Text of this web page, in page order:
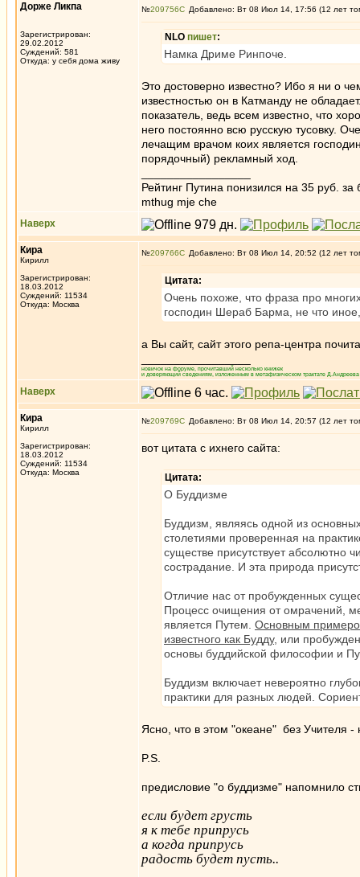
Дорже Ликпа
Зарегистрирован:
29.02.2012
Суждений: 581
Откуда: у себя дома живу
№209756 Добавлено: Вт 08 Июл 14, 17:56 (12 лет
NLO пишет:
Намка Дриме Ринпоче.
Это достоверно известно? Ибо я ни о
известностью он в Катманду не
показатель, ведь всем известно, что
него постоянно всю русскую тусовку.
лечащим врачом коих является
порядочный) рекламный ход.
Рейтинг Путина понизился на 35 руб. за
mthug mje che
Наверх
Кира
Кирилл
Зарегистрирован:
18.03.2012
Суждений: 11534
Откуда: Москва
№209766 Добавлено: Вт 08 Июл 14, 20:52 (12 лет
Цитата:
Очень похоже, что фраза про
господин Шераб Барма, не что
а Вы сайт, сайт этого репа-центра
новичок на форуме, прочитавший несколько книжек
и доверяющий сведениям, изложенным в метафизическом трактате
Наверх
Кира
Кирилл
Зарегистрирован:
18.03.2012
Суждений: 11534
Откуда: Москва
№209769 Добавлено: Вт 08 Июл 14, 20:57 (12 лет
вот цитата с ихнего сайта:
Цитата:
О Буддизме
Буддизм, являясь одной из
столетиями проверенная на
существе присутствует абсолютно
сострадание. И эта природа
Отличие нас от пробужденных
Процесс очищения от омрачений,
является Путем. Основным
известного как Будду, или
основы буддийской философии и
Буддизм включает невероятно
практики для разных людей.
Ясно, что в этом "океане" без Учителя -
P.S.
предисловие "о буддизме" напомнило
если будет грусть
я к тебе припрусь
а когда припрусь
радость будет пусть..